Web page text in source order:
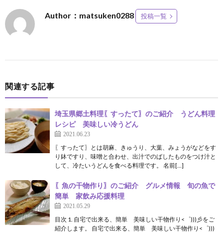
Author：matsuken0288 投稿一覧
関連する記事
埼玉県郷土料理〖すったて〗のご紹介 うどん料理
レシピ 美味しい冷うどん
2021.06.23
〖すったて〗とは胡麻、きゅうり、大葉、みょうがなどをす
り鉢ですり、味噌と合わせ、出汁でのばしたものをつけ汁と
して、冷たいうどんを食べる料理です。 名前[…]
〖魚の干物作り〗のご紹介 グルメ情報 旬の魚で
簡単 家飲み応援料理
2021.05.29
目次 1. 自宅で出来る、簡単 美味しい干物作り<゜)))彡をご
紹介します。 自宅で出来る、簡単 美味しい干物作り<゜)))